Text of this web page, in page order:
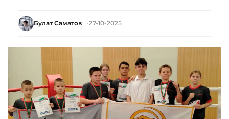
Булат Саматов 27-10-2025